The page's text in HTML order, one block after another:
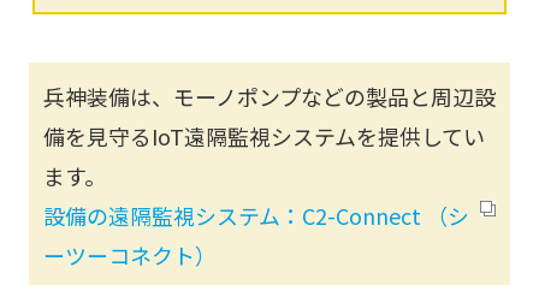
兵神装備は、モーノポンプなどの製品と周辺設
備を見守るIoT遠隔監視システムを提供してい
ます。
設備の遠隔監視システム：C2-Connect （シ
ーツーコネクト）